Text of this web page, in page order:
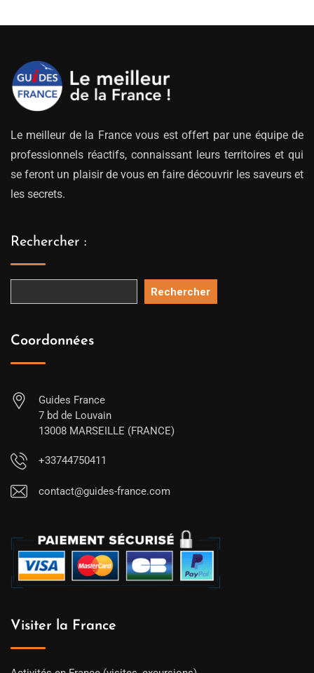
Le meilleur de la France vous est offert par une équipe de
professionnels réactifs, connaissant leurs territoires et qui
se feront un plaisir de vous en faire découvrir les saveurs et
les secrets.
Rechercher :
Rechercher
Coordonnées
Guides France
7 bd de Louvain
13008 MARSEILLE (FRANCE)
+33744750411
contact@guides-france.com
Visiter la France